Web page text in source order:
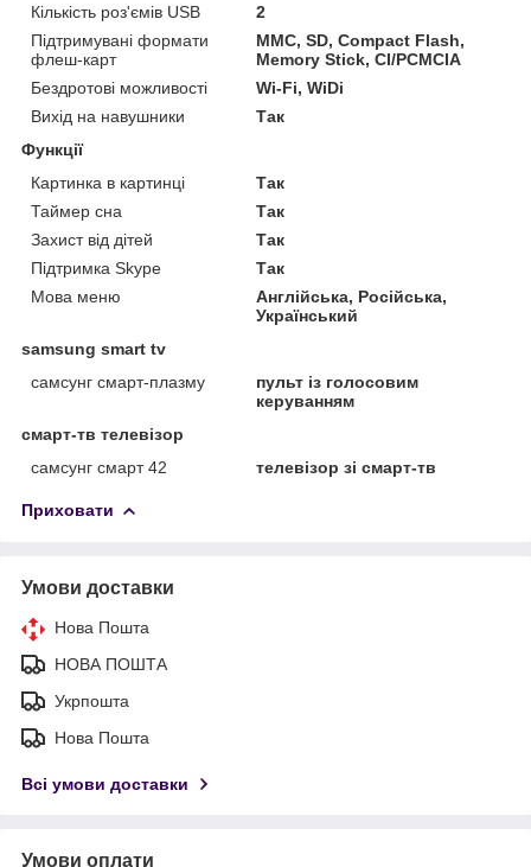
Кількість роз'ємів USB
2
Підтримувані формати
флеш-карт
MMC, SD, Compact Flash,
Memory Stick, CI/PCMCIA
Бездротові можливості
Wi-Fi, WiDi
Вихід на навушники
Так
Функції
Картинка в картинці
Так
Таймер сна
Так
Захист від дітей
Так
Підтримка Skype
Так
Мова меню
Англійська, Російська,
Український
samsung smart tv
самсунг смарт-плазму
пульт із голосовим
керуванням
смарт-тв телевізор
самсунг смарт 42
телевізор зі смарт-тв
Приховати
Умови доставки
Нова Пошта
НОВА ПОШТА
Укрпошта
Нова Пошта
Всі умови доставки
Умови оплати